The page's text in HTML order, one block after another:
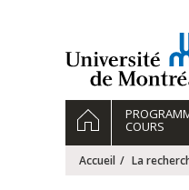
Navigation
principale
ACCUEIL
COURS
Accueil La